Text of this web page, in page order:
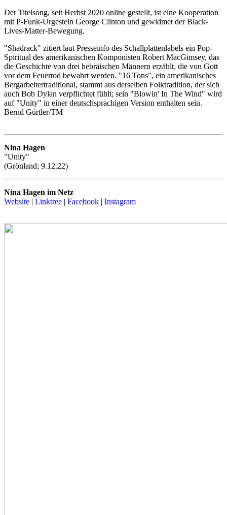
Der Titelsong, seit Herbst 2020 online gestellt, ist eine Kooperation
mit P-Funk-Urgestein George Clinton und gewidmet der Black-
Lives-Matter-Bewegung.
"Shadrack" zitiert laut Presseinfo des Schallplattenlabels ein Pop-
Spiritual des amerikanischen Komponisten Robert MacGimsey, das
die Geschichte von drei hebräischen Männern erzählt, die von Gott
vor dem Feuertod bewahrt werden. "16 Tons", ein amerikanisches
Bergarbeitertraditional, stammt aus derselben Folktradition, der sich
auch Bob Dylan verpflichtet fühlt; sein "Blowin' In The Wind" wird
auf "Unity" in einer deutschsprachigen Version enthalten sein.
Bernd Gürtler/TM
Nina Hagen
"Unity"
(Grönland; 9.12.22)
Nina Hagen im Netz
Website | Linktree | Facebook | Instagram